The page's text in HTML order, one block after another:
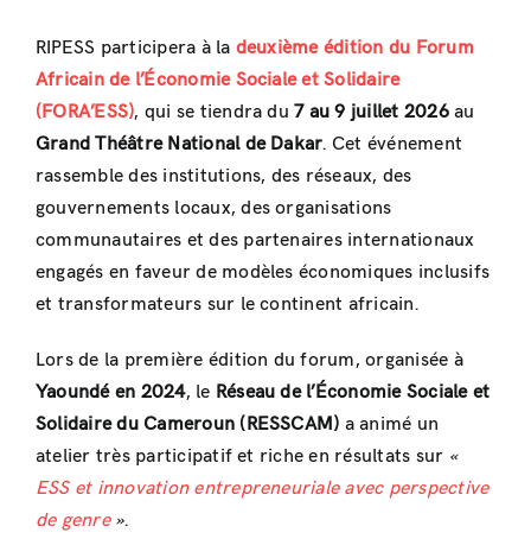
RIPESS participera à la deuxième édition du Forum
Africain de l’Économie Sociale et Solidaire
(FORA’ESS), qui se tiendra du7 au 9 juillet 2026au
Grand Théâtre National de Dakar. Cet événement
rassemble des institutions, des réseaux, des
gouvernements locaux, des organisations
communautaires et des partenaires internationaux
engagés en faveur de modèles économiques inclusifs
et transformateurs sur le continent africain.
Lors de la première édition du forum, organisée à
Yaoundé en 2024, le Réseau de l’Économie Sociale et
Solidaire du Cameroun (RESSCAM) a animé un
atelier très participatif et riche en résultats sur «
ESS et innovation entrepreneuriale avec perspective
de genre».